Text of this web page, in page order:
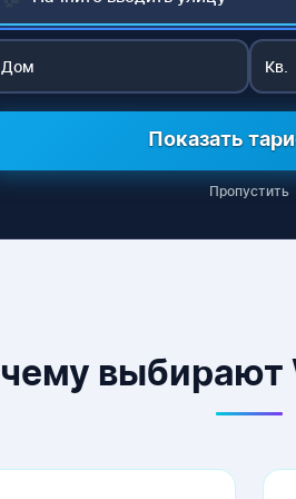
Показать
Пропустить
выбирают